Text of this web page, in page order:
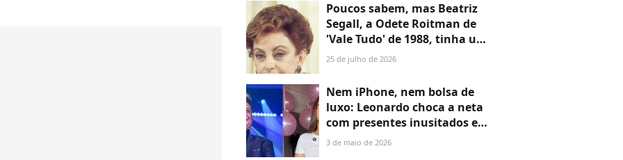
Poucos sabem, mas Beatriz
Segall, a Odete Roitman de
'Vale Tudo' de 1988, tinha um
segredo de longevidade que
anos: 'Gosto de...'
25 de julho de 2026
Nem iPhone, nem bolsa de
luxo: Leonardo choca a neta
com presentes inusitados e
caríssimos em aniversário de
3 de maio de 2026